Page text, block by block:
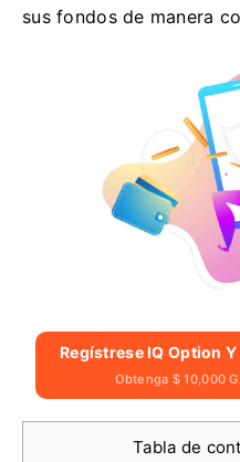
sus fondos de manera
Regístrese IQ Option
Obtenga $ 10,000
Tabla de